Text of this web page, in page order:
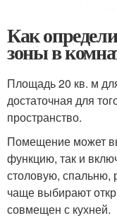
Как
зоны в
Площадь 20 кв. м
достаточная для
пространство.
Помещение может
функцию, так и
столовую, спальню,
чаще выбирают
совмещен с кухней.